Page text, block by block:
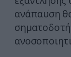
ανάπαυση